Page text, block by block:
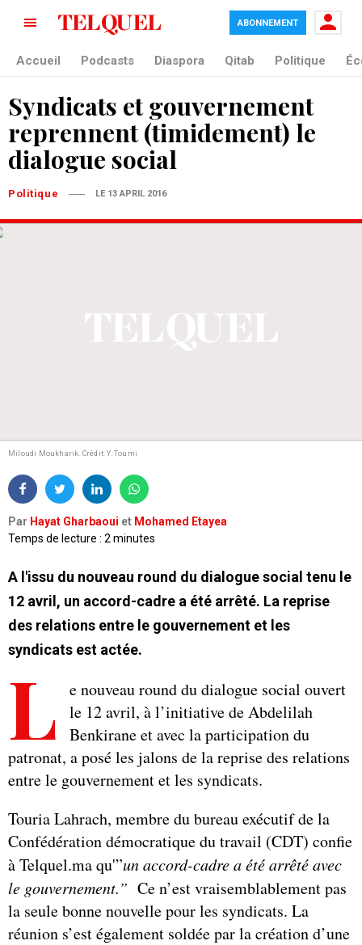
ABONNEMENT
Accueil Podcasts Diaspora Qitab Politique
Syndicats et gouvernement
reprennent (timidement) le
dialogue social
Politique LE 13 APRIL 2016
Miloudi Moukharik. Crédit: Y. Toumi
Par Hayat Gharbaoui et Mohamed Etayea
Temps de lecture : 2 minutes
A l'issu du nouveau round du dialogue social tenu le
12 avril, un accord-cadre a été arrêté. La reprise
des relations entre le gouvernement et les
syndicats est actée.
L
e nouveau round du dialogue social ouvert
le 12 avril, à l’initiative de Abdelilah
Benkirane et avec la participation du
patronat, a posé les jalons de la reprise des relations
entre le gouvernement et les syndicats.
Touria Lahrach, membre du bureau exécutif de la
Confédération démocratique du travail (CDT) confie
à Telquel.ma qu'”un accord-cadre a été arrêté avec
le gouvernement.” Ce n’est vraisemblablement pas
la seule bonne nouvelle pour les syndicats. La
réunion s’est également soldée par la création d’une